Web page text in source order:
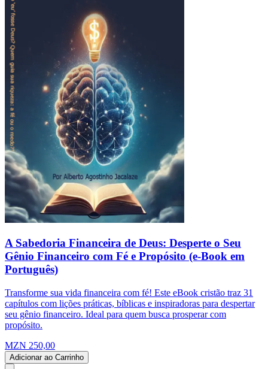
A Sabedoria Financeira de Deus: Desperte o Seu
Gênio Financeiro com Fé e Propósito (e-Book em
Português)
Transforme sua vida financeira com fé! Este eBook cristão traz 31
capítulos com lições práticas, bíblicas e inspiradoras para despertar
seu gênio financeiro. Ideal para quem busca prosperar com
propósito.
MZN 250,00
Adicionar ao Carrinho